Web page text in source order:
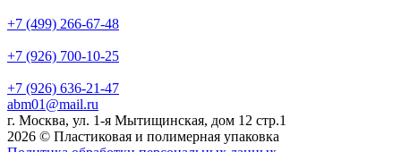
+7 (499) 266-67-48
+7 (926) 700-10-25
+7 (926) 636-21-47
abm01@mail.ru
г. Москва, ул. 1-я Мытищинская, дом 12 стр.1
2026 © Пластиковая и полимерная упаковка